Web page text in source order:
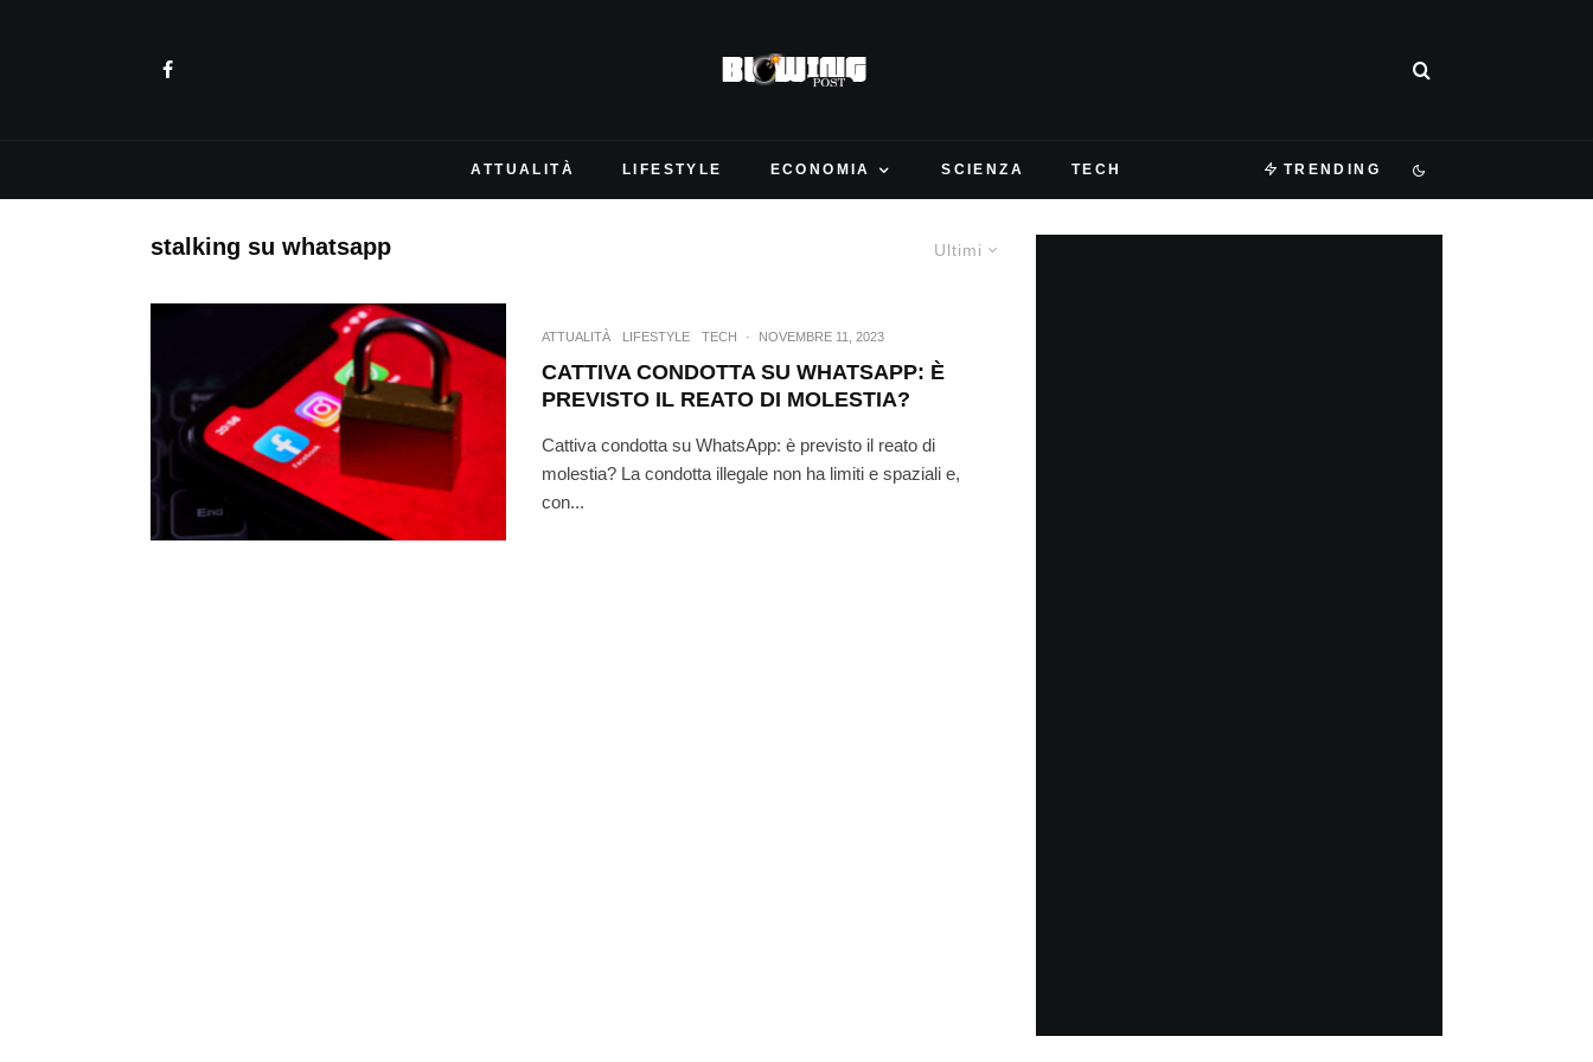
ATTUALITÀ LIFESTYLE ECONOMIA SCIENZA TECH TRENDING
Ultimi
stalking su whatsapp
ATTUALITÀ LIFESTYLE TECH · NOVEMBRE 11, 2023
CATTIVA CONDOTTA SU WHATSAPP: È
PREVISTO IL REATO DI MOLESTIA?
Cattiva condotta su WhatsApp: è previsto il reato di
molestia? La condotta illegale non ha limiti e spaziali e,
con...